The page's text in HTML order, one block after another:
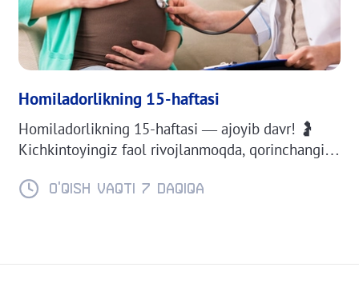
Homiladorlikning 15-haftasi
Homiladorlikning 15-haftasi — ajoyib davr! 🤰
Kichkintoyingiz faol rivojlanmoqda, qorinchangiz
chaqalog‘ingizning bo‘yi va vazni qanday ekanini
O'QISH VAQTI 7 daqiqa